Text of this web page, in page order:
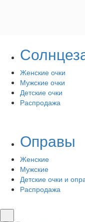
Женские очки
Мужские очки
Детские очки
Распродажа
Оправы
Женские
Мужские
Детские очки и
Распродажа